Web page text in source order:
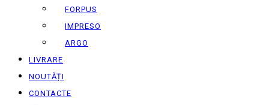
FORPUS
IMPRESO
ARGO
LIVRARE
NOUTĂȚI
CONTACTE